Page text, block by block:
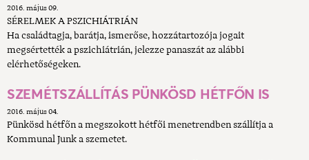
2016. május 09.
SÉRELMEK A PSZICHIÁTRIÁN
Ha családtagja, barátja, ismerőse, hozzátartozója jogait
megsértették a pszichiátrián, jelezze panaszát az alábbi
elérhetőségeken.
SZEMÉTSZÁLLÍTÁS PÜNKÖSD HÉTFŐN IS
2016. május 04.
Pünkösd hétfőn a megszokott hétfői menetrendben szállítja a
Kommunal Junk a szemetet.